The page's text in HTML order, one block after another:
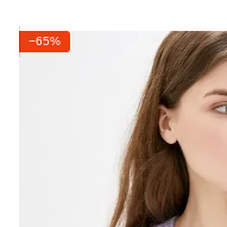
−65%